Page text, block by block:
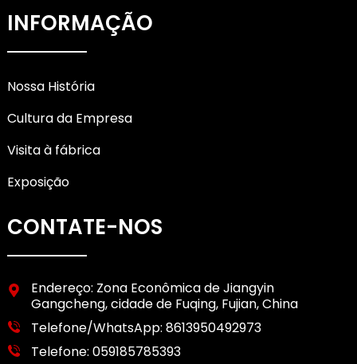
INFORMAÇÃO
Nossa História
Cultura da Empresa
Visita à fábrica
Exposição
CONTATE-NOS
Endereço: Zona Econômica de Jiangyin
Gangcheng, cidade de Fuqing, Fujian, China
Telefone/WhatsApp: 8613950492973
Telefone: 059185785393